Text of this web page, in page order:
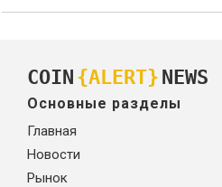
COIN {ALERT} NEWS
Основные разделы
Главная
Новости
Рынок